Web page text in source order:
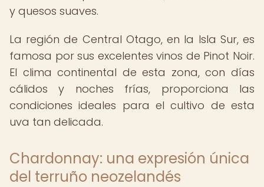
y quesos suaves.
La región de Central Otago, en la Isla Sur, es
famosa por sus excelentes vinos de Pinot Noir.
El clima continental de esta zona, con días
cálidos y noches frías, proporciona las
condiciones ideales para el cultivo de esta
uva tan delicada.
Chardonnay: una expresión única
del terruño neozelandés